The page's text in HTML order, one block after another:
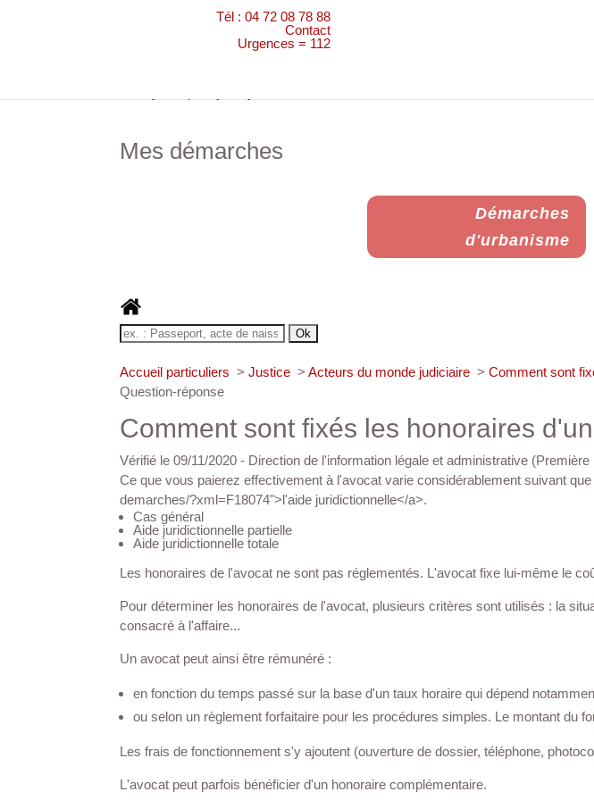
Tél : 04 72 08 78 88
Contact
Urgences = 112
Mes démarches
Démarches
d'urbanisme
Accueil particuliers> Justice> Acteurs du monde judiciaire > Comment sont
Question-réponse
Comment sont fixés les honoraires d'un
Vérifié le 09/11/2020 - Direction de l'information légale et administrative
Ce que vous paierez effectivement à l'avocat varie considérablement suivant
demarches/?xml=F18074">l'aide juridictionnelle</a>.
Cas général
Aide juridictionnelle partielle
Aide juridictionnelle totale
Les honoraires de l'avocat ne sont pas réglementés. L'avocat fixe lui-même
Pour déterminer les honoraires de l'avocat, plusieurs critères sont utilisés :
temps consacré à l'affaire...
Un avocat peut ainsi être rémunéré :
en fonction du temps passé sur la base d'un taux horaire qui dépend
ou selon un règlement forfaitaire pour les procédures simples. Le montant
Les frais de fonctionnement s'y ajoutent (ouverture de dossier, téléphone,
L'avocat peut parfois bénéficier d'un honoraire complémentaire.